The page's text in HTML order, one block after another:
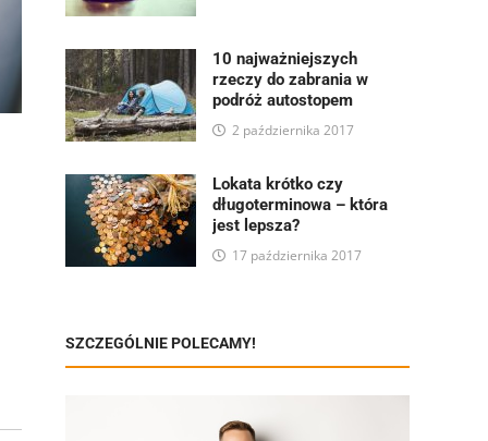
10 najważniejszych
rzeczy do zabrania w
podróż autostopem
2 października 2017
Lokata krótko czy
długoterminowa – która
jest lepsza?
17 października 2017
SZCZEGÓLNIE POLECAMY!